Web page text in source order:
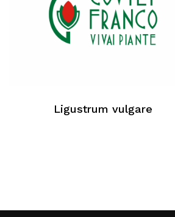
Nessun
Ligustrum vulgare